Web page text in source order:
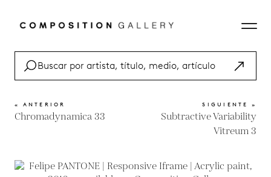
« ANTERIOR
Chromadynamica 33
SIGUIENTE »
Subtractive Variability
Vitreum 3